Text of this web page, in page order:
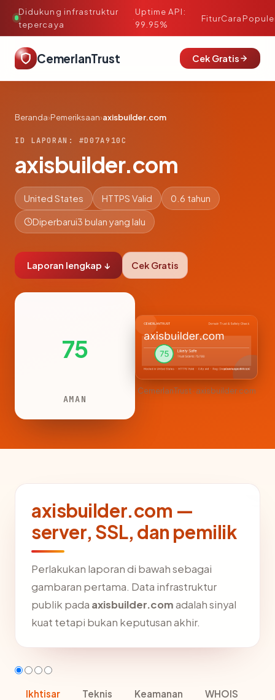
Didukung infrastruktur
tepercaya
·
Uptime API:
99.95%
FiturCara
CemerlanTrust Cek Gratis
Beranda›Pemeriksaan›axisbuilder.com
ID LAPORAN: #D07A910C
axisbuilder.com
United States HTTPS Valid 0.6 tahun
Diperbarui3 bulan yang lalu
Laporan lengkap ↓ Cek Gratis
75
AMAN
CemerlanTrust · axisbuilder.com
axisbuilder.com —
server, SSL, dan pemilik
Perlakukan laporan di bawah sebagai
gambaran pertama. Data infrastruktur
publik pada axisbuilder.comadalah sinyal
kuat tetapi bukan keputusan akhir.
Ikhtisar Teknis Keamanan WHOIS